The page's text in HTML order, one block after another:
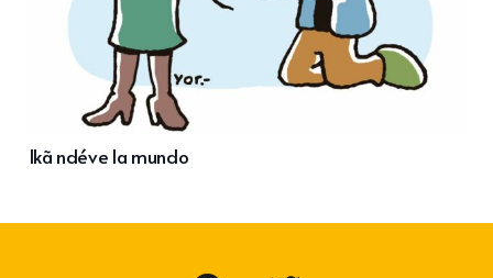
Ikã ndéve la mundo